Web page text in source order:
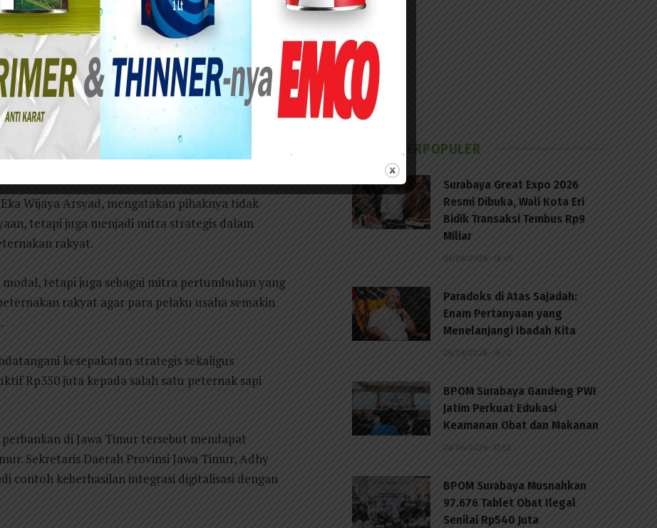
atau Bank UMKM Jatim menyalurkan kredit produktif senilai
sebagai bagian dari dukungan terhadap digitalisasi
rakyat.
rangka implementasi sistem Enterprise Resource
Keuangan (OJK) bersama International Labour
dalam penandatanganan Nota Kesepahaman
Timur Tahun 2026 di Koperasi KAN Jabung,
Wijaya Arsyad, mengatakan pihaknya tidak
tetapi juga menjadi mitra strategis dalam
rakyat.
tetapi juga sebagai mitra pertumbuhan yang
rakyat agar para pelaku usaha semakin
kesepakatan strategis sekaligus
Rp350 juta kepada salah satu peternak sapi
di Jawa Timur tersebut mendapat
Sekretaris Daerah Provinsi Jawa Timur, Adhy
contoh keberhasilan integrasi digitalisasi dengan
BERITA TERPOPULER
Surabaya Great Expo 2026
Resmi Dibuka, Wali Kota Eri
Bidik Transaksi Tembus Rp9
Miliar
06/08/2026 - 18:45
Paradoks di Atas Sajadah:
Enam Pertanyaan yang
Menelanjangi Ibadah Kita
06/08/2026 - 18:12
BPOM Surabaya Gandeng PWI
Jatim Perkuat Edukasi
Keamanan Obat dan Makanan
06/08/2026 - 17:52
BPOM Surabaya Musnahkan
97.676 Tablet Obat Ilegal
Senilai Rp540 Juta